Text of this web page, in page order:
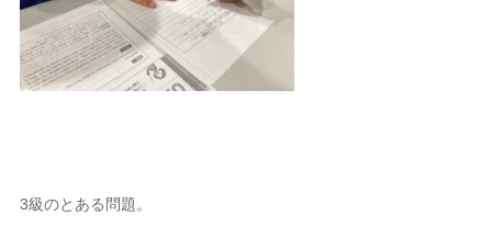
3級のとある問題。